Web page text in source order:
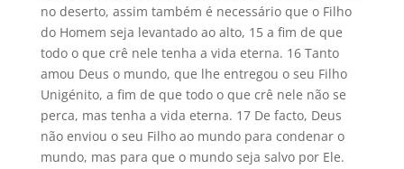
no deserto, assim também é necessário que o Filho
do Homem seja levantado ao alto, 15 a fim de que
todo o que crê nele tenha a vida eterna. 16 Tanto
amou Deus o mundo, que lhe entregou o seu Filho
Unigénito, a fim de que todo o que crê nele não se
perca, mas tenha a vida eterna. 17 De facto, Deus
não enviou o seu Filho ao mundo para condenar o
mundo, mas para que o mundo seja salvo por Ele.